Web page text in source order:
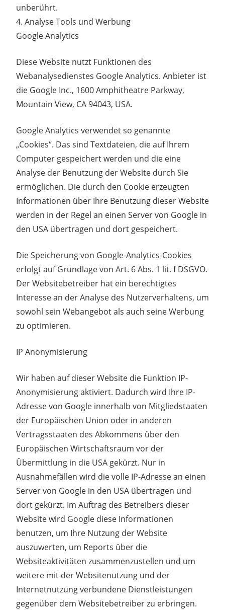
unberührt.
4. Analyse Tools und Werbung
Google Analytics
Diese Website nutzt Funktionen des
Webanalysedienstes Google Analytics. Anbieter ist
die Google Inc., 1600 Amphitheatre Parkway,
Mountain View, CA 94043, USA.
Google Analytics verwendet so genannte
„Cookies“. Das sind Textdateien, die auf Ihrem
Computer gespeichert werden und die eine
Analyse der Benutzung der Website durch Sie
ermöglichen. Die durch den Cookie erzeugten
Informationen über Ihre Benutzung dieser Website
werden in der Regel an einen Server von Google in
den USA übertragen und dort gespeichert.
Die Speicherung von Google-Analytics-Cookies
erfolgt auf Grundlage von Art. 6 Abs. 1 lit. f DSGVO.
Der Websitebetreiber hat ein berechtigtes
Interesse an der Analyse des Nutzerverhaltens, um
sowohl sein Webangebot als auch seine Werbung
zu optimieren.
IP Anonymisierung
Wir haben auf dieser Website die Funktion IP-
Anonymisierung aktiviert. Dadurch wird Ihre IP-
Adresse von Google innerhalb von Mitgliedstaaten
der Europäischen Union oder in anderen
Vertragsstaaten des Abkommens über den
Europäischen Wirtschaftsraum vor der
Übermittlung in die USA gekürzt. Nur in
Ausnahmefällen wird die volle IP-Adresse an einen
Server von Google in den USA übertragen und
dort gekürzt. Im Auftrag des Betreibers dieser
Website wird Google diese Informationen
benutzen, um Ihre Nutzung der Website
auszuwerten, um Reports über die
Websiteaktivitäten zusammenzustellen und um
weitere mit der Websitenutzung und der
Internetnutzung verbundene Dienstleistungen
gegenüber dem Websitebetreiber zu erbringen.